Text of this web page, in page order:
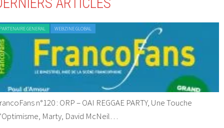
GENERAL WEBZINE GLOBAL
n°120 : ORP – OAI REGGAE PARTY, Une Touche
Marty, David McNeil…